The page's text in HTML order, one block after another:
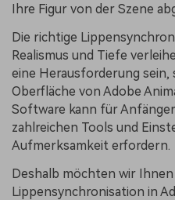
Ihre Figur von der Szene
Die richtige
Realismus und Tiefe
eine Herausforderung sein,
Oberfläche von Adobe
Software kann für
zahlreichen Tools und
Aufmerksamkeit erfordern.
Deshalb möchten wir
Lippensynchronisation in